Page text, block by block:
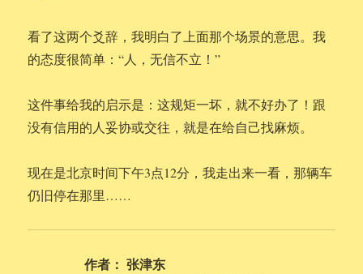
看了这两个爻辞，我明白了上面那个场景的意思。我
的态度很简单：“人，无信不立！”
这件事给我的启示是：这规矩一坏，就不好办了！跟
没有信用的人妥协或交往，就是在给自己找麻烦。
现在是北京时间下午3点12分，我走出来一看，那辆车
仍旧停在那里……
作者： 张津东